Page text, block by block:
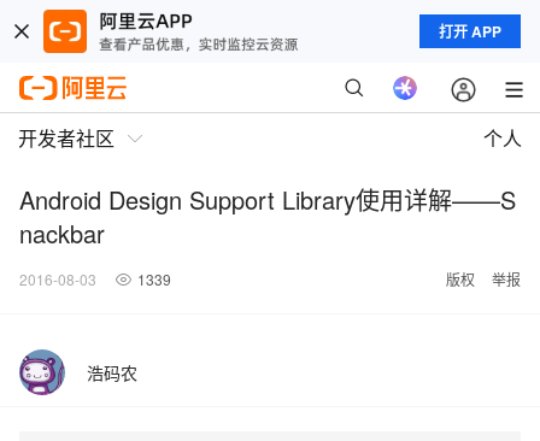
打开 APP
开发者社区 个人
Android Design Support Library使用详解——S
nackbar
2016-08-03 1339 版权 举报
浩码农